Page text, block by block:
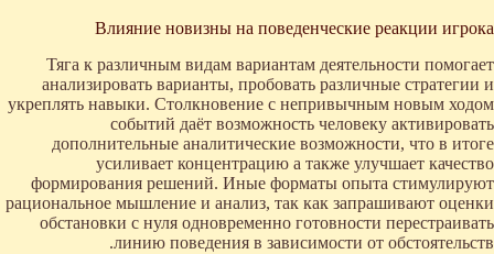
Влияние новизны на поведенческие реакции игрока
Тяга к различным видам вариантам деятельности помогает
анализировать варианты, пробовать различные стратегии и
укреплять навыки. Столкновение с непривычным новым ходом
событий даёт возможность человеку активировать
дополнительные аналитические возможности, что в итоге
усиливает концентрацию а также улучшает качество
формирования решений. Иные форматы опыта стимулируют
рациональное мышление и анализ, так как запрашивают оценки
обстановки с нуля одновременно готовности перестраивать
линию поведения в зависимости от обстоятельств.